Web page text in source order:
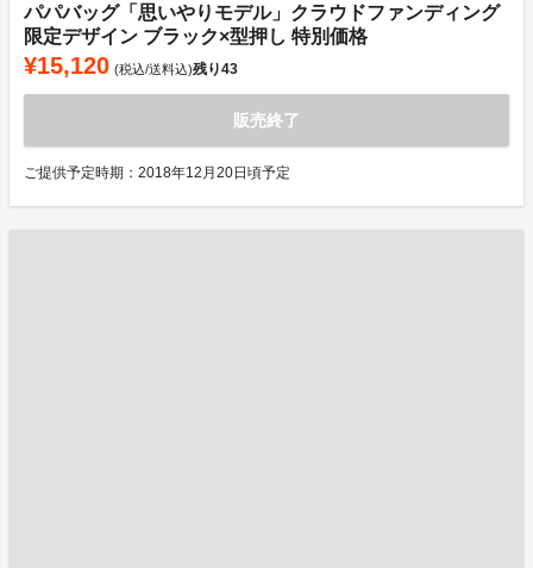
パパバッグ「思いやりモデル」クラウドファンディング
限定デザイン ブラック×型押し 特別価格
¥15,120 (税込/送料込)残り43
販売終了
ご提供予定時期：2018年12月20日頃予定